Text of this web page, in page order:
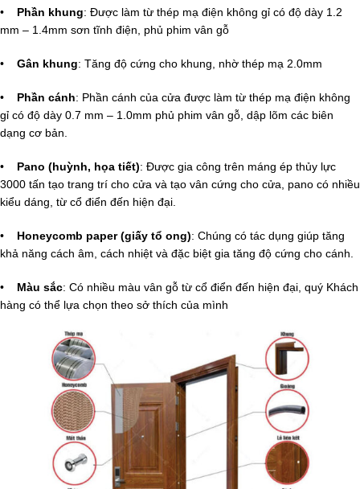
• Phần khung: Được làm từ thép mạ điện không gỉ có độ dày 1.2
mm – 1.4mm sơn tĩnh điện, phủ phim vân gỗ
• Gân khung: Tăng độ cứng cho khung, nhờ thép mạ 2.0mm
• Phần cánh: Phần cánh của cửa được làm từ thép mạ điện không
gỉ có độ dày 0.7 mm – 1.0mm phủ phim vân gỗ, dập lõm các biên
dạng cơ bản.
• Pano (huỳnh, họa tiết): Được gia công trên máng ép thủy lực
3000 tấn tạo trang trí cho cửa và tạo vân cứng cho cửa, pano có nhiều
kiểu dáng, từ cổ điển đến hiện đại.
• Honeycomb paper (giấy tổ ong): Chúng có tác dụng giúp tăng
khả năng cách âm, cách nhiệt và đặc biệt gia tăng độ cứng cho cánh.
• Màu sắc: Có nhiều màu vân gỗ từ cổ điển đến hiện đại, quý Khách
hàng có thể lựa chọn theo sở thích của mình